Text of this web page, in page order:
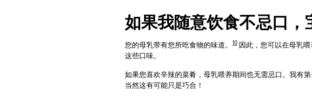
如果我随意饮食不忌口，
您的母乳带有您所吃食物的味道。 10 因此，您可以在母乳
这些口味。
如果您喜欢辛辣的菜肴，母乳喂养期间也无需忌口。我有
当然这有可能只是巧合！